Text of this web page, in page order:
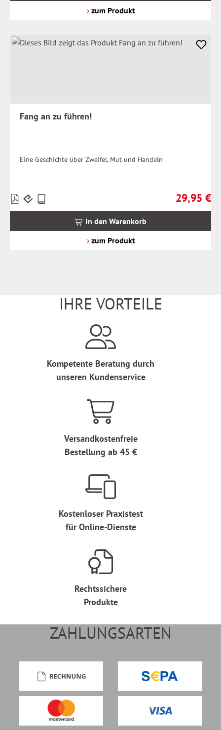
zum Produkt
Fang an zu führen!
Eine Geschichte über Zweifel, Mut und Handeln
Regulärer
29,95 €
Preise
inkl.
In den Warenkorb
zum Produkt
IHRE VORTEILE
Kompetente Beratung durch
unseren Kundenservice
Versandkostenfreie
Bestellung ab 45 €
Kostenloser Praxistest
für Online-Dienste
Rechtssichere
Produkte
ZAHLUNGSARTEN